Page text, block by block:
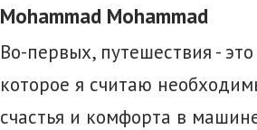
Mohammad Mohammad
Во-первых, путешествия -
которое я считаю
счастья и комфорта в